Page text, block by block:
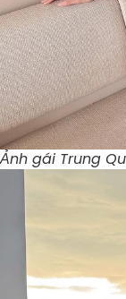
Ảnh gái Trung